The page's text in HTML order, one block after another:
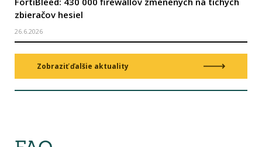
zbieračov hesiel
26.6.2026
Zobraziť ďalšie aktuality